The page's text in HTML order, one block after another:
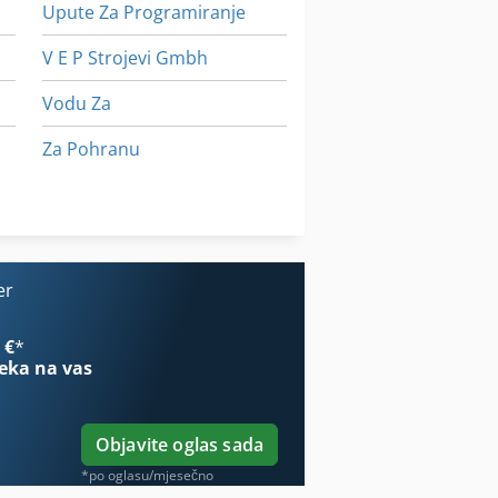
Upute Za Programiranje
V E P Strojevi Gmbh
Vodu Za
Za Pohranu
€*
na vas
Objavite oglas sada
*po oglasu/mjesečno